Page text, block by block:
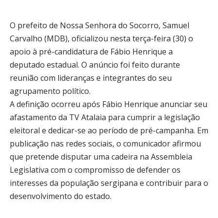
O prefeito de Nossa Senhora do Socorro, Samuel
Carvalho (MDB), oficializou nesta terça-feira (30) o
apoio à pré-candidatura de Fábio Henrique a
deputado estadual. O anúncio foi feito durante
reunião com lideranças e integrantes do seu
agrupamento político.
A definição ocorreu após Fábio Henrique anunciar seu
afastamento da TV Atalaia para cumprir a legislação
eleitoral e dedicar-se ao período de pré-campanha. Em
publicação nas redes sociais, o comunicador afirmou
que pretende disputar uma cadeira na Assembleia
Legislativa com o compromisso de defender os
interesses da população sergipana e contribuir para o
desenvolvimento do estado.